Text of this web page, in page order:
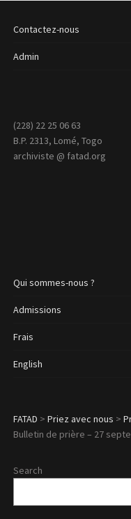
Contactez-nous
Admin
(228) 22 25 06 63
B.P. 2313, Lomé, Togo
archiviste @ fatad.org
Qui sommes-nous ?
Admissions
Frais
English
FATAD > Priez avec nous >
Bulletin de prière – 27
Search